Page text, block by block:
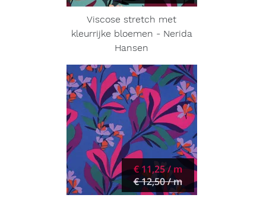
Viscose stretch met
kleurrijke bloemen - Nerida
Hansen
€ 11,25 / m
€ 12,50 / m